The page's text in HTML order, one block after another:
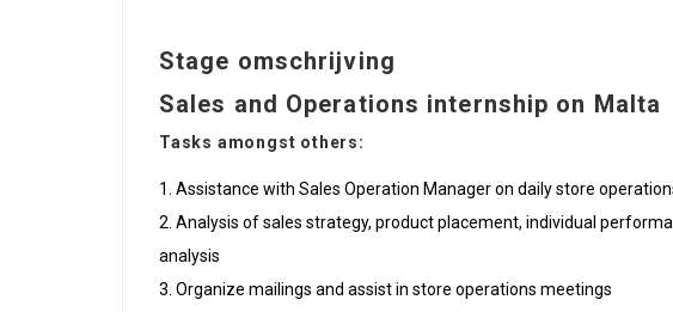
Stage omschrijving
Sales and Operations internship on Malta
Tasks amongst others:
Assistance with Sales Operation Manager on daily store
Analysis of sales strategy, product placement, individual
analysis
Organize mailings and assist in store operations meetings